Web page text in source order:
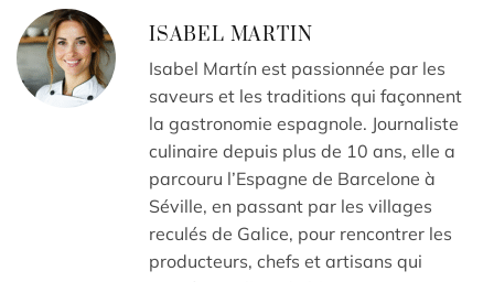
ISABEL MARTIN
Isabel Martín est passionnée par les
saveurs et les traditions qui façonnent
la gastronomie espagnole. Journaliste
culinaire depuis plus de 10 ans, elle a
parcouru l’Espagne de Barcelone à
Séville, en passant par les villages
reculés de Galice, pour rencontrer les
producteurs, chefs et artisans qui